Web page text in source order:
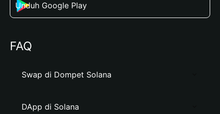
Unduh Google Play
FAQ
Swap di Dompet Solana
DApp di Solana